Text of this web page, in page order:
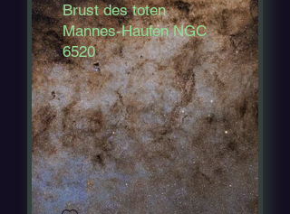
Brust des toten
Mannes-Haufen NGC
6520